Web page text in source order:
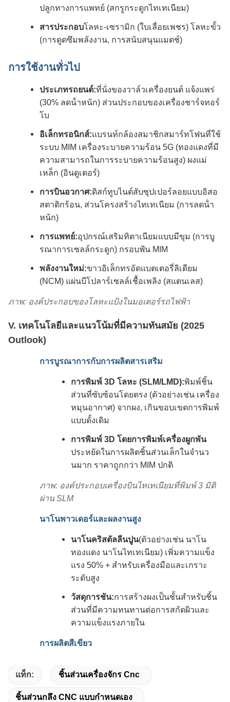
ปลูกทางการแพทย์ (สกรูกระดูกไทเทเนียม)
สารประกอบโลหะ-เซรามิก (ใบเลื่อยเพชร) โลหะขั้ว
(การดูดซึมพลังงาน, การสนับสนุนแมตช์)
การใช้งานทั่วไป
ประเภทรถยนต์:ที่นั่งของวาล์วเครื่องยนต์ แจ้งแพร่
(30% ลดน้ําหนัก) ส่วนประกอบของเครื่องชาร์จทอร์
โบ
อิเล็กทรอนิกส์:แบรนท์กล้องสมาชิกสมาร์ทโฟนที่ใช้
ระบบ MIM เครื่องระบายความร้อน 5G (ทองแดงที่มี
ความสามารถในการระบายความร้อนสูง) ผงแม่
เหล็ก (อินดูเตอร์)
การบินอวกาศ:ดิสก์ทูบไนต์สับซุปเปอร์ลอยแบบอิสอ
สตาติกร้อน, ส่วนโครงสร้างไทเทเนียม (การลดน้ํา
หนัก)
การแพทย์:อุปกรณ์เสริมทิตาเนียมแบบมีขุม (การบู
รณาการเซลล์กระดูก) กรอบฟัน MIM
พลังงานใหม่:ขาวอิเล็กทรอัดแบตเตอรี่ลิเดียม
(NCM) แผ่นบีโปลาร์เซลล์เชื้อเพลิง (สแตนเลส)
ภาพ: องค์ประกอบของโลหะแป้งในมอเตอร์รถไฟฟ้า
V. เทคโนโลยีและแนวโน้มที่มีความทันสมัย (2025
Outlook)
การบูรณาการกับการผลิตสารเสริม
การพิมพ์ 3D โลหะ (SLM/LMD):พิมพ์ชิ้น
ส่วนที่ซับซ้อนโดยตรง (ตัวอย่างเช่น เครื่อง
หมุนอากาศ) จากผง, เกินขอบเขตการพิมพ์
แบบดั้งเดิม
การพิมพ์ 3D โดยการพิมพ์เครื่องผูกพัน
ประหยัดในการผลิตชิ้นส่วนเล็กในจํานว
นมาก ราคาถูกกว่า MIM ปกติ
ภาพ: องค์ประกอบเครื่องบินไทเทเนียมที่พิมพ์ 3 มิติ
ผ่าน SLM
นาโนพาวเดอร์และผลงานสูง
นาโนคริสตัลลีนปูน(ตัวอย่างเช่น นาโน
ทองแดง นาโนไทเทเนียม) เพิ่มความแข็ง
แรง 50% + สําหรับเครื่องมือและเกราะ
ระดับสูง
วัสดุการชัน:การสร้างผงเป็นชั้นสําหรับชิ้น
ส่วนที่มีความทนทานต่อการสกัดผิวและ
ความแข็งแรงภายใน
การผลิตสีเขียว
แท็ก: ชิ้นส่วนเครื่องจักร Cnc
ชิ้นส่วนกลึง CNC แบบกำหนดเอง